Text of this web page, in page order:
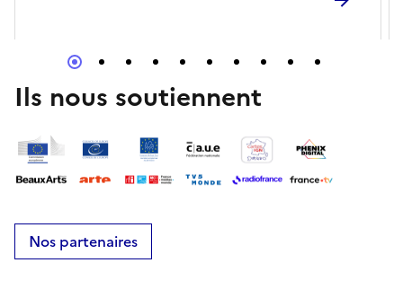
Ils nous soutiennent
Nos partenaires